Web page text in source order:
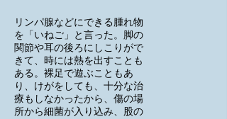
リンパ腺などにできる腫れ物
を「いねご」と言った。脚の
関節や耳の後ろにしこりがで
きて、時には熱を出すことも
ある。裸足で遊ぶこともあ
り、けがをしても、十分な治
療もしなかったから、傷の場
所から細菌が入り込み、股の